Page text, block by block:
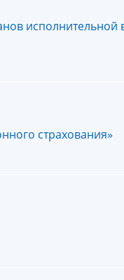
исполнительной
страхования»